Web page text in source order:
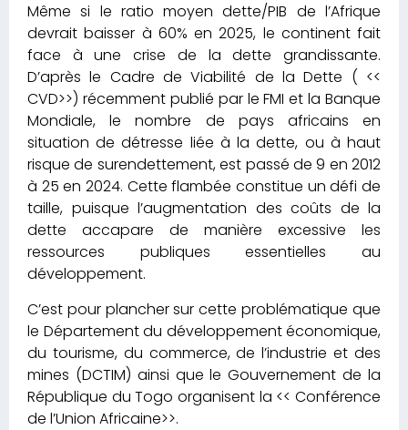
Même si le ratio moyen dette/PIB de l’Afrique
devrait baisser à 60% en 2025, le continent fait
face à une crise de la dette grandissante.
D’après le Cadre de Viabilité de la Dette ( <<
CVD>>) récemment publié par le FMI et la Banque
Mondiale, le nombre de pays africains en
situation de détresse liée à la dette, ou à haut
risque de surendettement, est passé de 9 en 2012
à 25 en 2024. Cette flambée constitue un défi de
taille, puisque l’augmentation des coûts de la
dette accapare de manière excessive les
ressources publiques essentielles au
développement.
C’est pour plancher sur cette problématique que
le Département du développement économique,
du tourisme, du commerce, de l’industrie et des
mines (DCTIM) ainsi que le Gouvernement de la
République du Togo organisent la << Conférence
de l’Union Africaine>>.